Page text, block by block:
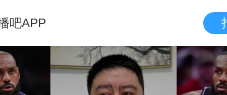
吧APP